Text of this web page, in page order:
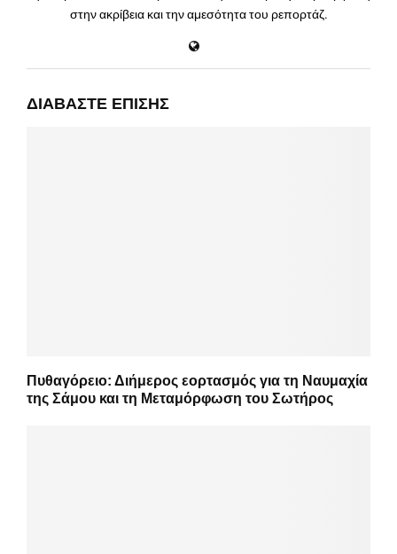
στην ακρίβεια και την αμεσότητα του ρεπορτάζ.
ΔΙΑΒΆΣΤΕ ΕΠΊΣΗΣ
Πυθαγόρειο: Διήμερος εορτασμός για τη Ναυμαχία
της Σάμου και τη Μεταμόρφωση του Σωτήρος